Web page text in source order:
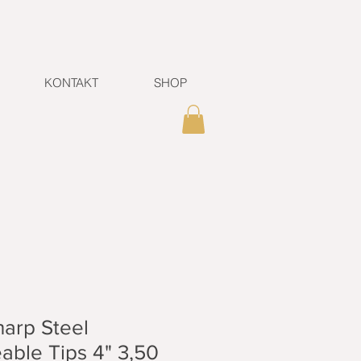
KONTAKT SHOP
Steel
Tips 4" 3,50